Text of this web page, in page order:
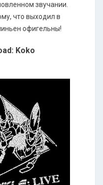
звучании.
что выходил в
офигельны!
Koko